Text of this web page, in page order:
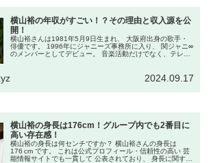
横山裕の年収がすごい！？その理由と収入源を公
開！
横山裕さんは1981年5月9日生まれ、 大阪府出身の歌手・
俳優です。 1996年にジャニーズ事務所に入り、 関ジャニ∞
のメンバーとしてデビュー。 音楽活動だけでなく、テレビ
2024.09.17
横山裕の身長は176cm！グループ内でも2番目に
高い存在感！
横山裕の身長は何センチですか？ 横山裕さんの身長は
176 cm です。 これは公式プロフィール・信頼性の高い 芸
能情報サイトでも一貫して 公表されており、 身長に関する